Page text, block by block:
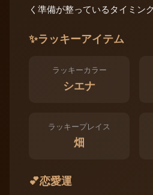
く準備が整っているタイミング
✨ラッキーアイテム
ラッキーカラー
シエナ
ラッキープレイス
畑
💕恋愛運